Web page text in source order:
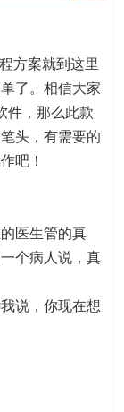
方案就到这里
了。相信大家
件，那么此款
头，有需要的
吧！
医生管的真
个病人说，真
说，你现在想